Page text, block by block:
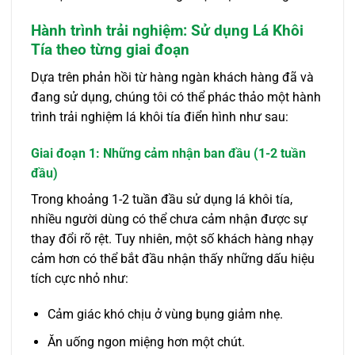
Hành trình trải nghiệm: Sử dụng Lá Khôi
Tía theo từng giai đoạn
Dựa trên phản hồi từ hàng ngàn khách hàng đã và
đang sử dụng, chúng tôi có thể phác thảo một hành
trình trải nghiệm lá khôi tía điển hình như sau:
Giai đoạn 1: Những cảm nhận ban đầu (1-2 tuần
đầu)
Trong khoảng 1-2 tuần đầu sử dụng lá khôi tía,
nhiều người dùng có thể chưa cảm nhận được sự
thay đổi rõ rệt. Tuy nhiên, một số khách hàng nhạy
cảm hơn có thể bắt đầu nhận thấy những dấu hiệu
tích cực nhỏ như:
Cảm giác khó chịu ở vùng bụng giảm nhẹ.
Ăn uống ngon miệng hơn một chút.